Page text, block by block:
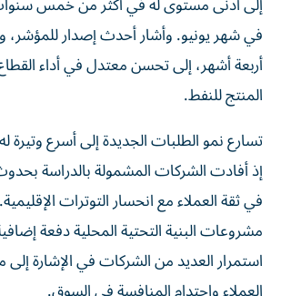
في شهر يونيو. وأشار أحدث إصدار للمؤشر،
أربعة أشهر، إلى تحسن معتدل في أداء
المنتج للنفط.
تسارع نمو الطلبات الجديدة إلى أسرع وتيرة
إذ أفادت الشركات المشمولة بالدراسة
في ثقة العملاء مع انحسار التوترات
مشروعات البنية التحتية المحلية دفعة
استمرار العديد من الشركات في الإشارة